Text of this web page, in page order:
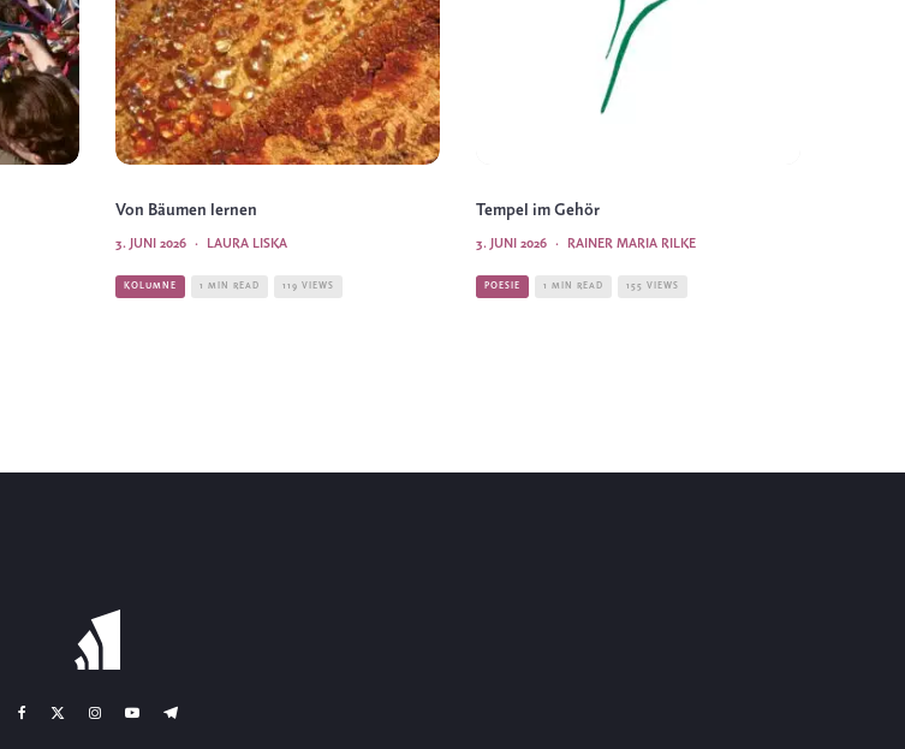
Von Bäumen lernen
LAURA LISKA
·
3. JUNI 2026
KOLUMNE 1 MIN READ 119 VIEWS
Tempel im Gehör
RAINER MARIA RILKE
·
3. JUNI 2026
POESIE 1 MIN READ 155 VIEWS